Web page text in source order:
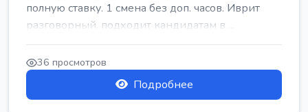
полную ставку. 1 смена без доп. часов. Иврит
разговорный. подходит кандидатам в ...
36 просмотров
Подробнее